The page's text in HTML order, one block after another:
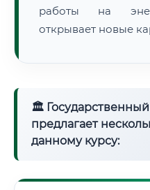
работы на
открывает новые
🏛
предлагает
данному курсу: